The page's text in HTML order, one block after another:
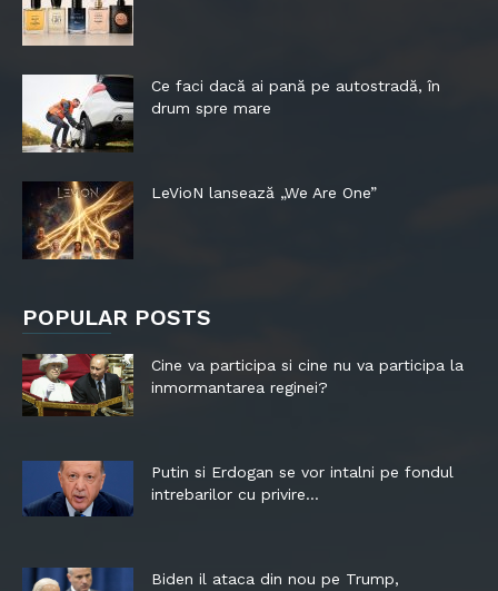
Ce faci dacă ai pană pe autostradă, în
drum spre mare
LeVioN lansează „We Are One”
POPULAR POSTS
Cine va participa si cine nu va participa la
inmormantarea reginei?
Putin si Erdogan se vor intalni pe fondul
intrebarilor cu privire...
Biden il ataca din nou pe Trump,